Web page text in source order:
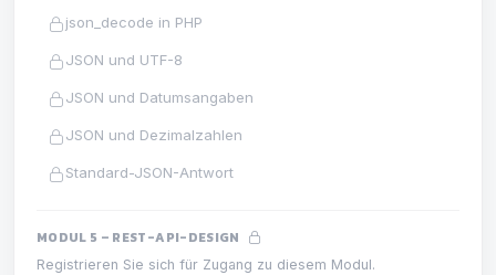
json_decode in PHP
JSON und UTF-8
JSON und Datumsangaben
JSON und Dezimalzahlen
Standard-JSON-Antwort
MODUL 5 – REST-API-DESIGN
Registrieren Sie sich für Zugang zu diesem Modul.